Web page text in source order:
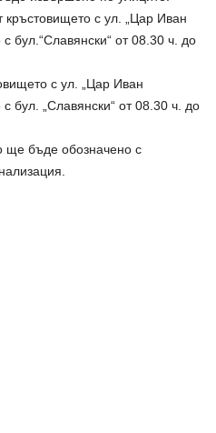
кръстовището с ул. „Цар Иван
бул.“Славянски“ от 08.30 ч. до
с ул. „Цар Иван
бул. „Славянски“ от 08.30 ч. до
ще бъде обозначено с